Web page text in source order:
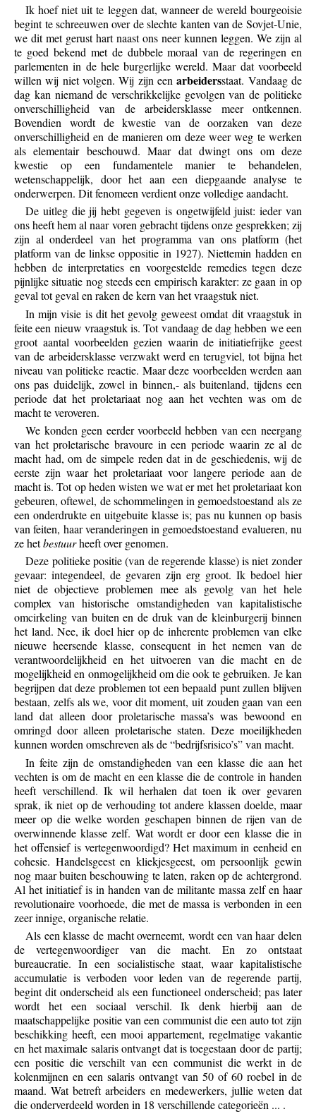
Ik hoef niet uit te leggen dat, wanneer de wereld bourgeoisie
begint te schreeuwen over de slechte kanten van de Sovjet-Unie,
we dit met gerust hart naast ons neer kunnen leggen. We zijn al
te goed bekend met de dubbele moraal van de regeringen en
parlementen in de hele burgerlijke wereld. Maar dat voorbeeld
willen wij niet volgen. Wij zijn eenarbeidersstaat. Vandaag de
dag kan niemand de verschrikkelijke gevolgen van de politieke
onverschilligheid van de arbeidersklasse meer ontkennen.
Bovendien wordt de kwestie van de oorzaken van deze
onverschilligheid en de manieren om deze weer weg te werken
als elementair beschouwd. Maar dat dwingt ons om deze
kwestie op een fundamentele manier te behandelen,
wetenschappelijk, door het aan een diepgaande analyse te
onderwerpen. Dit fenomeen verdient onze volledige aandacht.
De uitleg die jij hebt gegeven is ongetwijfeld juist: ieder van
ons heeft hem al naar voren gebracht tijdens onze gesprekken; zij
zijn al onderdeel van het programma van ons platform (het
platform van de linkse oppositie in 1927). Niettemin hadden en
hebben de interpretaties en voorgestelde remedies tegen deze
pijnlijke situatie nog steeds een empirisch karakter: ze gaan in op
geval tot geval en raken de kern van het vraagstuk niet.
In mijn visie is dit het gevolg geweest omdat dit vraagstuk in
feite een nieuw vraagstuk is. Tot vandaag de dag hebben we een
groot aantal voorbeelden gezien waarin de initiatiefrijke geest
van de arbeidersklasse verzwakt werd en terugviel, tot bijna het
niveau van politieke reactie. Maar deze voorbeelden werden aan
ons pas duidelijk, zowel in binnen,- als buitenland, tijdens een
periode dat het proletariaat nog aan het vechten was om de
macht te veroveren.
We konden geen eerder voorbeeld hebben van een neergang
van het proletarische bravoure in een periode waarin ze al de
macht had, om de simpele reden dat in de geschiedenis, wij de
eerste zijn waar het proletariaat voor langere periode aan de
macht is. Tot op heden wisten we wat er met het proletariaat kon
gebeuren, oftewel, de schommelingen in gemoedstoestand als ze
een onderdrukte en uitgebuite klasse is; pas nu kunnen op basis
van feiten, haar veranderingen in gemoedstoestand evalueren, nu
ze hetbestuurheeft over genomen.
Deze politieke positie (van de regerende klasse) is niet zonder
gevaar: integendeel, de gevaren zijn erg groot. Ik bedoel hier
niet de objectieve problemen mee als gevolg van het hele
complex van historische omstandigheden van kapitalistische
omcirkeling van buiten en de druk van de kleinburgerij binnen
het land. Nee, ik doel hier op de inherente problemen van elke
nieuwe heersende klasse, consequent in het nemen van de
verantwoordelijkheid en het uitvoeren van die macht en de
mogelijkheid en onmogelijkheid om die ook te gebruiken. Je kan
begrijpen dat deze problemen tot een bepaald punt zullen blijven
bestaan, zelfs als we, voor dit moment, uit zouden gaan van een
land dat alleen door proletarische massa’s was bewoond en
omringd door alleen proletarische staten. Deze moeilijkheden
kunnen worden omschreven als de “bedrijfsrisico’s” van macht.
In feite zijn de omstandigheden van een klasse die aan het
vechten is om de macht en een klasse die de controle in handen
heeft verschillend. Ik wil herhalen dat toen ik over gevaren
sprak, ik niet op de verhouding tot andere klassen doelde, maar
meer op die welke worden geschapen binnen de rijen van de
overwinnende klasse zelf. Wat wordt er door een klasse die in
het offensief is vertegenwoordigd? Het maximum in eenheid en
cohesie. Handelsgeest en kliekjesgeest, om persoonlijk gewin
nog maar buiten beschouwing te laten, raken op de achtergrond.
Al het initiatief is in handen van de militante massa zelf en haar
revolutionaire voorhoede, die met de massa is verbonden in een
zeer innige, organische relatie.
Als een klasse de macht overneemt, wordt een van haar delen
de vertegenwoordiger van die macht. En zo ontstaat
bureaucratie. In een socialistische staat, waar kapitalistische
accumulatie is verboden voor leden van de regerende partij,
begint dit onderscheid als een functioneel onderscheid; pas later
wordt het een sociaal verschil. Ik denk hierbij aan de
maatschappelijke positie van een communist die een auto tot zijn
beschikking heeft, een mooi appartement, regelmatige vakantie
en het maximale salaris ontvangt dat is toegestaan door de partij;
een positie die verschilt van een communist die werkt in de
kolenmijnen en een salaris ontvangt van 50 of 60 roebel in de
maand. Wat betreft arbeiders en medewerkers, jullie weten dat
die onderverdeeld worden in 18 verschillende categorieën ... .